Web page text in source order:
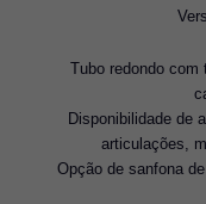
Tubo redondo com
Disponibilidade de
articulações,
Opção de sanfona